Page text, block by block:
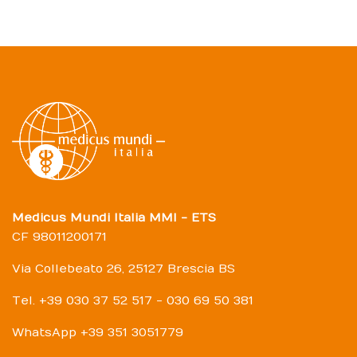
Medicus Mundi Italia MMI - ETS
CF 98011200171
Via Collebeato 26, 25127 Brescia BS
Tel. +39 030 37 52 517 - 030 69 50 381
WhatsApp +39 351 3051779